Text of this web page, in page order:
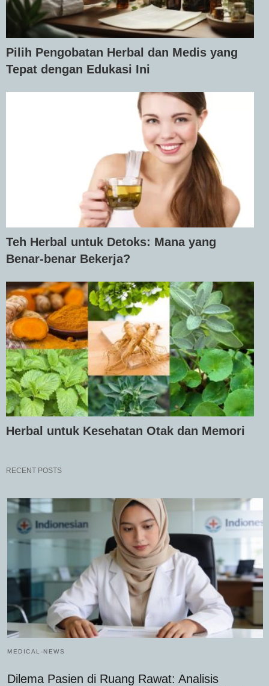
Pilih Pengobatan Herbal dan Medis yang
Tepat dengan Edukasi Ini
Teh Herbal untuk Detoks: Mana yang
Benar-benar Bekerja?
Herbal untuk Kesehatan Otak dan Memori
RECENT POSTS
MEDICAL-NEWS
Dilema Pasien di Ruang Rawat: Analisis